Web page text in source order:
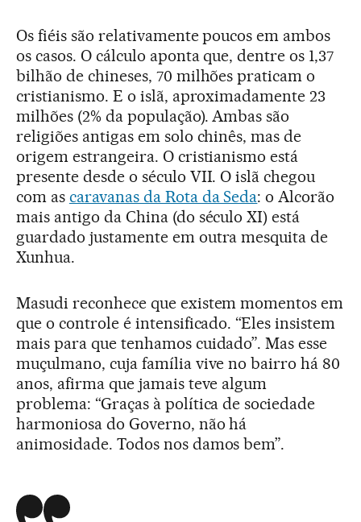
Os fiéis são relativamente poucos em ambos
os casos. O cálculo aponta que, dentre os 1,37
bilhão de chineses, 70 milhões praticam o
cristianismo. E o islã, aproximadamente 23
milhões (2% da população). Ambas são
religiões antigas em solo chinês, mas de
origem estrangeira. O cristianismo está
presente desde o século VII. O islã chegou
com as caravanas da Rota da Seda: o Alcorão
mais antigo da China (do século XI) está
guardado justamente em outra mesquita de
Xunhua.
Masudi reconhece que existem momentos em
que o controle é intensificado. “Eles insistem
mais para que tenhamos cuidado”. Mas esse
muçulmano, cuja família vive no bairro há 80
anos, afirma que jamais teve algum
problema: “Graças à política de sociedade
harmoniosa do Governo, não há
animosidade. Todos nos damos bem”.